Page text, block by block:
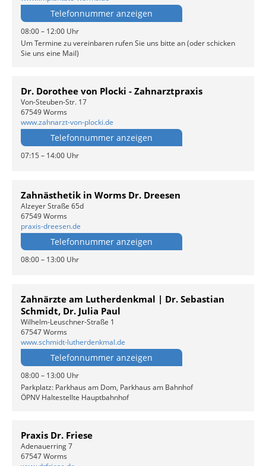
Telefonnummer anzeigen
08:00 – 12:00 Uhr
Um Termine zu vereinbaren rufen Sie uns bitte an (oder schicken
Sie uns eine Mail)
Dr. Dorothee von Plocki - Zahnarztpraxis
Von-Steuben-Str. 17
67549 Worms
www.zahnarzt-von-plocki.de
Telefonnummer anzeigen
07:15 – 14:00 Uhr
Zahnästhetik in Worms Dr. Dreesen
Alzeyer Straße 65d
67549 Worms
praxis-dreesen.de
Telefonnummer anzeigen
08:00 – 13:00 Uhr
Zahnärzte am Lutherdenkmal | Dr. Sebastian
Schmidt, Dr. Julia Paul
Wilhelm-Leuschner-Straße 1
67547 Worms
www.schmidt-lutherdenkmal.de
Telefonnummer anzeigen
08:00 – 13:00 Uhr
Parkplatz: Parkhaus am Dom, Parkhaus am Bahnhof
ÖPNV Haltestellte Hauptbahnhof
Praxis Dr. Friese
Adenauerring 7
67547 Worms